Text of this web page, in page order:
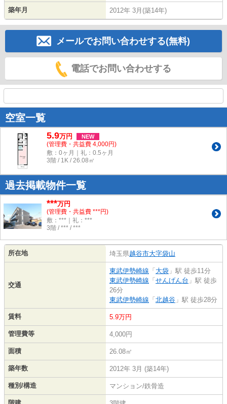
築年月 2012年 3月(築14年)
メールでお問い合わせする(無料)
電話でお問い合わせする
空室一覧
5.9万円 NEW
(管理費・共益費 4,000円)
敷：0ヶ月｜礼：0.5ヶ月
3階 / 1K / 26.08㎡
過去掲載物件一覧
***万円
(管理費・共益費 ***円)
敷：***｜礼：***
3階 / *** / ***
所在地 埼玉県越谷市大字袋山
交通
東武伊勢崎線 「大袋 」駅 徒歩11分
東武伊勢崎線 「せんげん台 」駅 徒歩
26分
東武伊勢崎線 「北越谷 」駅 徒歩28分
賃料 5.9万円
管理費等 4,000円
面積 26.08㎡
築年数 2012年 3月 (築14年)
種別/構造 マンション/鉄骨造